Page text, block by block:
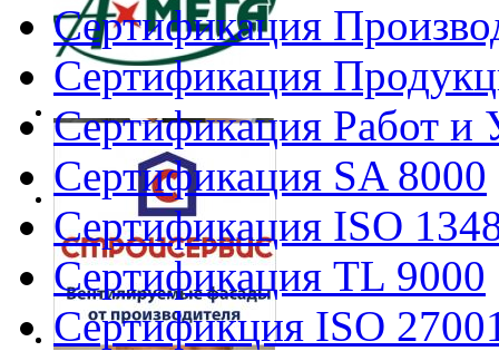
Сертификация
Сертификация
Сертификация Работ и
Сертификация SA 8000
Сертификация ISO
Сертификация TL 9000
Сертификция ISO